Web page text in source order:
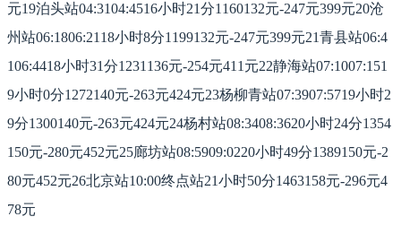
元19泊头站04:3104:4516小时21分1160132元-247元399元20沧
州站06:1806:2118小时8分1199132元-247元399元21青县站06:4
106:4418小时31分1231136元-254元411元22静海站07:1007:151
9小时0分1272140元-263元424元23杨柳青站07:3907:5719小时2
9分1300140元-263元424元24杨村站08:3408:3620小时24分1354
150元-280元452元25廊坊站08:5909:0220小时49分1389150元-2
80元452元26北京站10:00终点站21小时50分1463158元-296元4
78元